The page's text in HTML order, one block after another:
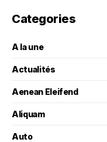
Categories
A la une
Actualités
Aenean Eleifend
Aliquam
Auto